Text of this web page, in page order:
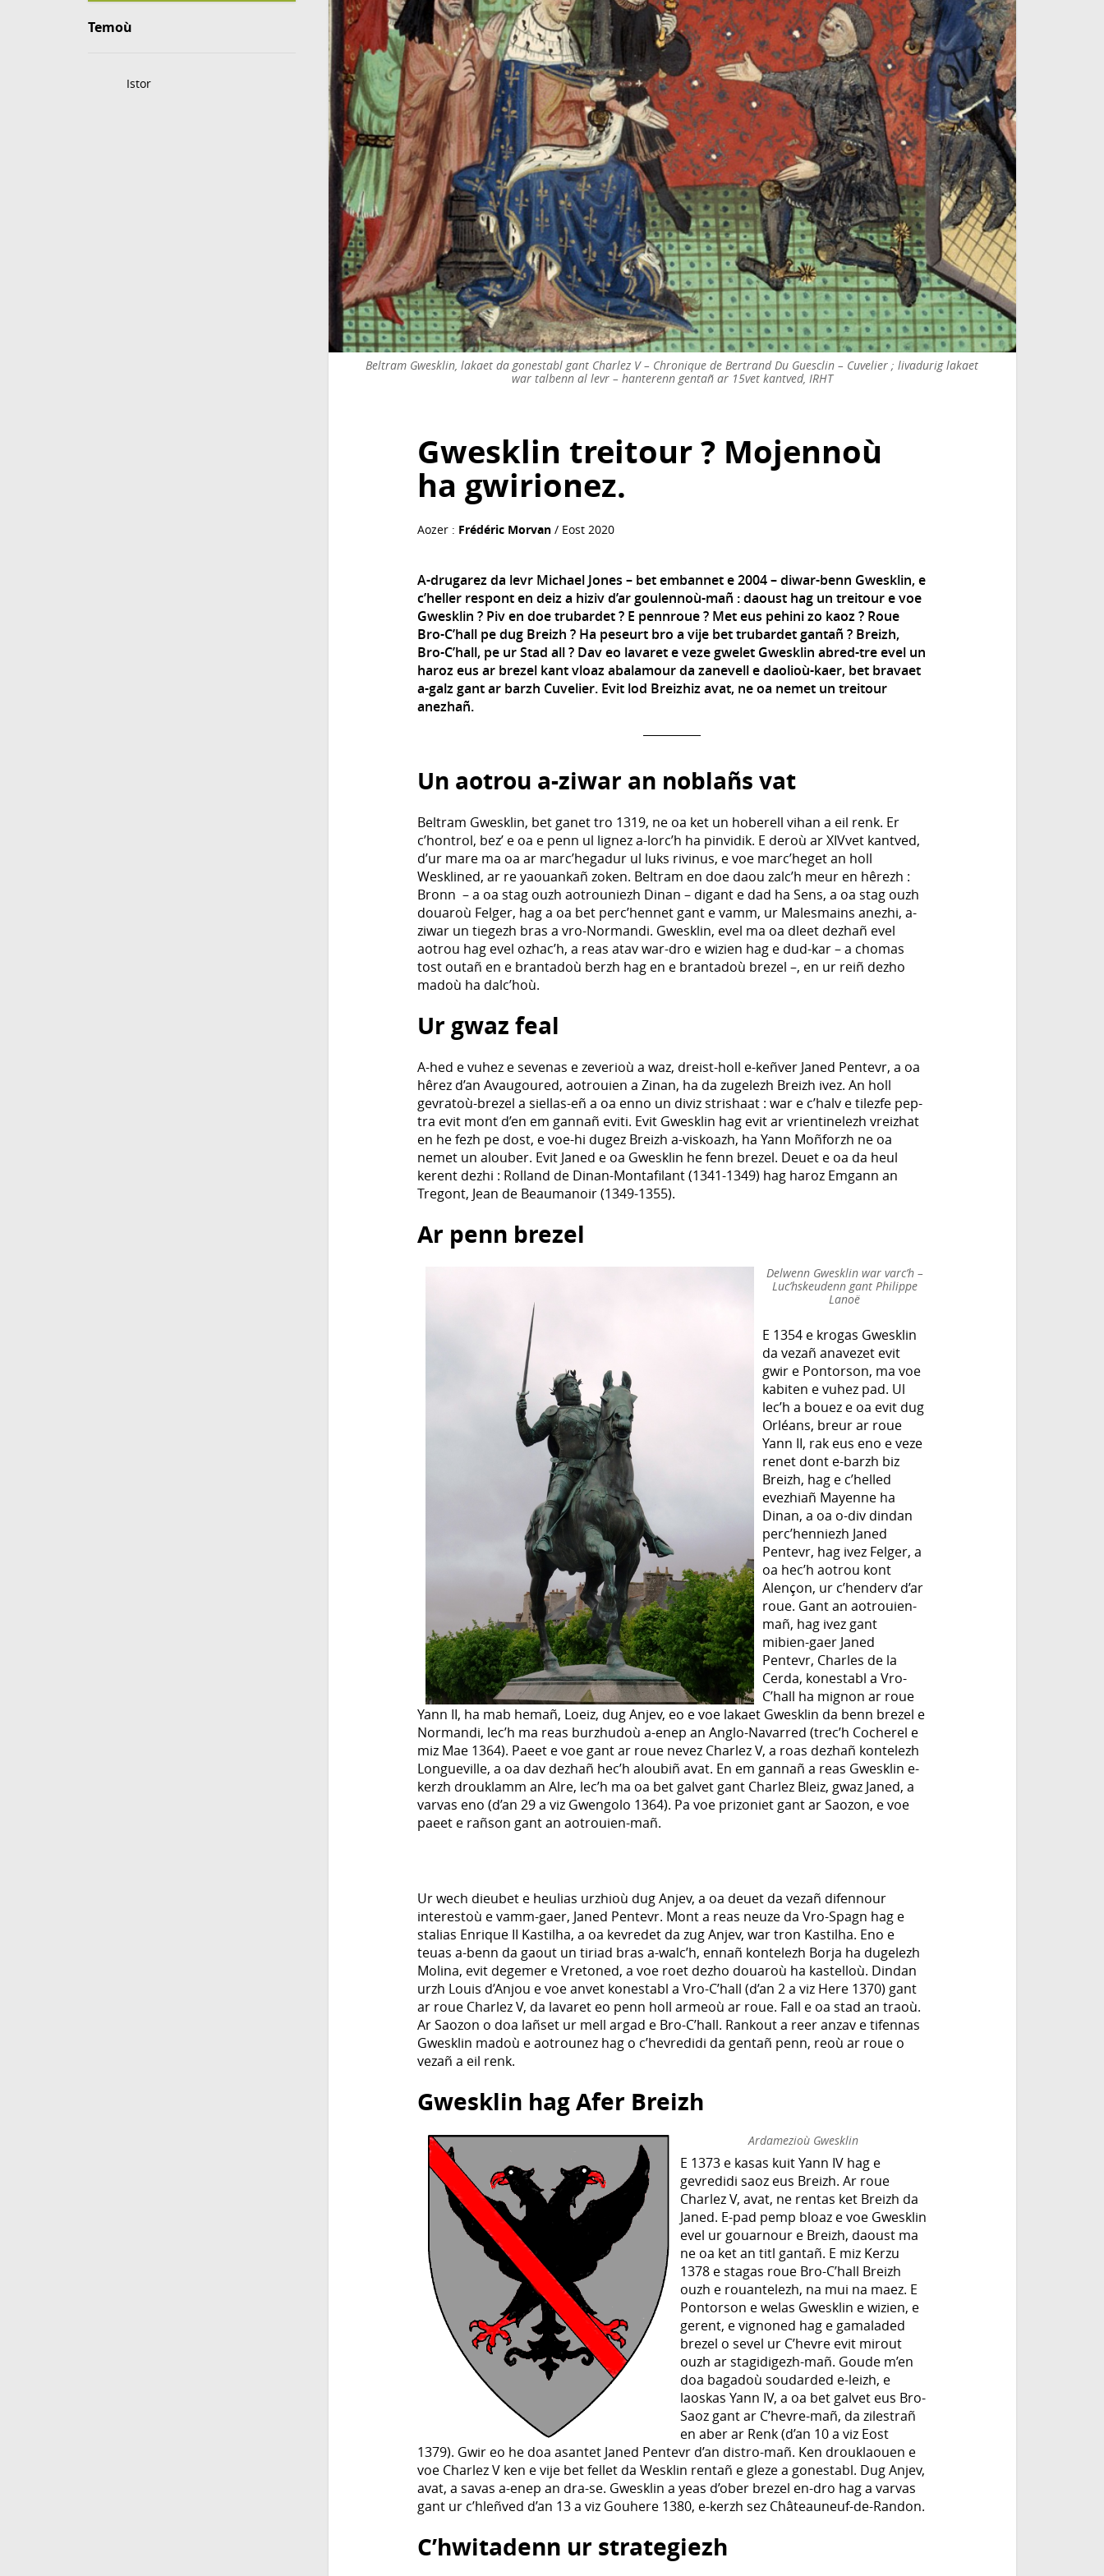
Temoù
Istor
Beltram Gwesklin, lakaet da gonestabl gant Charlez V – Chronique de Bertrand Du Guesclin – Cuvelier ; livadurig lakaet
war talbenn al levr – hanterenn gentañ ar 15vet kantved, IRHT
Gwesklin treitour ? Mojennoù
ha gwirionez.
Aozer : Frédéric Morvan/ Eost 2020
A-drugarez da levr Michael Jones – bet embannet e 2004 – diwar-benn Gwesklin, e
c’heller respont en deiz a hiziv d’ar goulennoù-mañ : daoust hag un treitour e voe
Gwesklin ? Piv en doe trubardet ? E pennroue ? Met eus pehini zo kaoz ? Roue
Bro-C’hall pe dug Breizh ? Ha peseurt bro a vije bet trubardet gantañ ? Breizh,
Bro-C’hall, pe ur Stad all ? Dav eo lavaret e veze gwelet Gwesklin abred-tre evel un
haroz eus ar brezel kant vloaz abalamour da zanevell e daolioù-kaer, bet bravaet
a-galz gant ar barzh Cuvelier. Evit lod Breizhiz avat, ne oa nemet un treitour
anezhañ.
Un aotrou a-ziwar an noblañs vat
Beltram Gwesklin, bet ganet tro 1319, ne oa ket un hoberell vihan a eil renk. Er
c’hontrol, bez’ e oa e penn ul lignez a-lorc’h ha pinvidik. E deroù ar XIVvet kantved,
d’ur mare ma oa ar marc’hegadur ul luks rivinus, e voe marc’heget an holl
Wesklined, ar re yaouankañ zoken. Beltram en doe daou zalc’h meur en hêrezh :
Bronn – a oa stag ouzh aotrouniezh Dinan – digant e dad ha Sens, a oa stag ouzh
douaroù Felger, hag a oa bet perc’hennet gant e vamm, ur Malesmains anezhi, a-
ziwar un tiegezh bras a vro-Normandi. Gwesklin, evel ma oa dleet dezhañ evel
aotrou hag evel ozhac’h, a reas atav war-dro e wizien hag e dud-kar – a chomas
tost outañ en e brantadoù berzh hag en e brantadoù brezel –, en ur reiñ dezho
madoù ha dalc’hoù.
Ur gwaz feal
A-hed e vuhez e sevenas e zeverioù a waz, dreist-holl e-keñver Janed Pentevr, a oa
hêrez d’an Avaugoured, aotrouien a Zinan, ha da zugelezh Breizh ivez. An holl
gevratoù-brezel a siellas-eñ a oa enno un diviz strishaat : war e c’halv e tilezfe pep-
tra evit mont d’en em gannañ eviti. Evit Gwesklin hag evit ar vrientinelezh vreizhat
en he fezh pe dost, e voe-hi dugez Breizh a-viskoazh, ha Yann Moñforzh ne oa
nemet un alouber. Evit Janed e oa Gwesklin he fenn brezel. Deuet e oa da heul
kerent dezhi : Rolland de Dinan-Montafilant (1341-1349) hag haroz Emgann an
Tregont, Jean de Beaumanoir (1349-1355).
Ar penn brezel
Delwenn Gwesklin war varc’h –
Luc’hskeudenn gant Philippe
Lanoë
E 1354 e krogas Gwesklin
da vezañ anavezet evit
gwir e Pontorson, ma voe
kabiten e vuhez pad. Ul
lec’h a bouez e oa evit dug
Orléans, breur ar roue
Yann II, rak eus eno e veze
renet dont e-barzh biz
Breizh, hag e c’helled
evezhiañ Mayenne ha
Dinan, a oa o-div dindan
perc’henniezh Janed
Pentevr, hag ivez Felger, a
oa hec’h aotrou kont
Alençon, ur c’henderv d’ar
roue. Gant an aotrouien-
mañ, hag ivez gant
mibien-gaer Janed
Pentevr, Charles de la
Cerda, konestabl a Vro-
C’hall ha mignon ar roue
Yann II, ha mab hemañ, Loeiz, dug Anjev, eo e voe lakaet Gwesklin da benn brezel e
Normandi, lec’h ma reas burzhudoù a-enep an Anglo-Navarred (trec’h Cocherel e
miz Mae 1364). Paeet e voe gant ar roue nevez Charlez V, a roas dezhañ kontelezh
Longueville, a oa dav dezhañ hec’h aloubiñ avat. En em gannañ a reas Gwesklin e-
kerzh drouklamm an Alre, lec’h ma oa bet galvet gant Charlez Bleiz, gwaz Janed, a
varvas eno (d’an 29 a viz Gwengolo 1364). Pa voe prizoniet gant ar Saozon, e voe
paeet e rañson gant an aotrouien-mañ.
Ur wech dieubet e heulias urzhioù dug Anjev, a oa deuet da vezañ difennour
interestoù e vamm-gaer, Janed Pentevr. Mont a reas neuze da Vro-Spagn hag e
stalias Enrique II Kastilha, a oa kevredet da zug Anjev, war tron Kastilha. Eno e
teuas a-benn da gaout un tiriad bras a-walc’h, ennañ kontelezh Borja ha dugelezh
Molina, evit degemer e Vretoned, a voe roet dezho douaroù ha kastelloù. Dindan
urzh Louis d’Anjou e voe anvet konestabl a Vro-C’hall (d’an 2 a viz Here 1370) gant
ar roue Charlez V, da lavaret eo penn holl armeoù ar roue. Fall e oa stad an traoù.
Ar Saozon o doa lañset ur mell argad e Bro-C’hall. Rankout a reer anzav e tifennas
Gwesklin madoù e aotrounez hag o c’hevredidi da gentañ penn, reoù ar roue o
vezañ a eil renk.
Gwesklin hag Afer Breizh
Ardamezioù Gwesklin
E 1373 e kasas kuit Yann IV hag e
gevredidi saoz eus Breizh. Ar roue
Charlez V, avat, ne rentas ket Breizh da
Janed. E-pad pemp bloaz e voe Gwesklin
evel ur gouarnour e Breizh, daoust ma
ne oa ket an titl gantañ. E miz Kerzu
1378 e stagas roue Bro-C’hall Breizh
ouzh e rouantelezh, na mui na maez. E
Pontorson e welas Gwesklin e wizien, e
gerent, e vignoned hag e gamaladed
brezel o sevel ur C’hevre evit mirout
ouzh ar stagidigezh-mañ. Goude m’en
doa bagadoù soudarded e-leizh, e
laoskas Yann IV, a oa bet galvet eus Bro-
Saoz gant ar C’hevre-mañ, da zilestrañ
en aber ar Renk (d’an 10 a viz Eost
1379). Gwir eo he doa asantet Janed Pentevr d’an distro-mañ. Ken drouklaouen e
voe Charlez V ken e vije bet fellet da Wesklin rentañ e gleze a gonestabl. Dug Anjev,
avat, a savas a-enep an dra-se. Gwesklin a yeas d’ober brezel en-dro hag a varvas
gant ur c’hleñved d’an 13 a viz Gouhere 1380, e-kerzh sez Châteauneuf-de-Randon.
C’hwitadenn ur strategiezh